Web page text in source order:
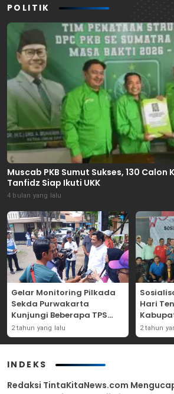
POLITIK
Muscab PKB Sumut Sukses, 130 Calon
Tanfidz Siap Ikuti UKK
4 bulan yang lalu
Gelar Monitoring Pilkada
Sekda Purwakarta
Kunjungi Beberapa TPS
Yang Ada Di Purwakarta
2 tahun yang lalu
Hari
Angka
2 tahun
INDEKS
Redaksi TintaKitaNews.com